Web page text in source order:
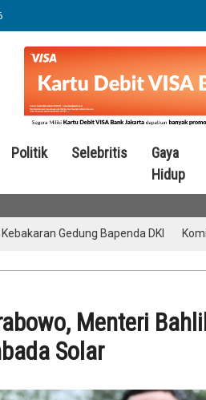
Politik Selebritis
Gaya
Hidup
Gedung Bapenda DKI Komisi I
Menteri
Solar